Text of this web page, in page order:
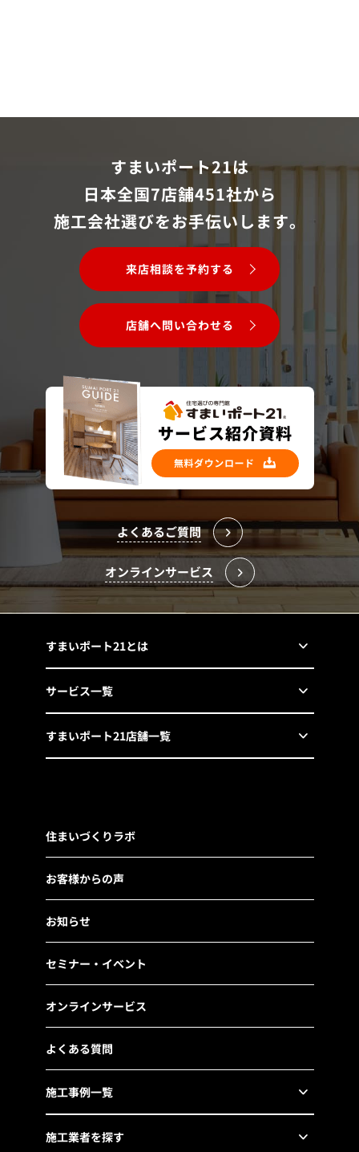
すまいポート21は
日本全国7店舗451社から
施工会社選びをお手伝いします。
来店相談を予約する
店舗へ問い合わせる
よくあるご質問
オンラインサービス
すまいポート21とは
サービス一覧
すまいポート21店舗一覧
住まいづくりラボ
お客様からの声
お知らせ
セミナー・イベント
オンラインサービス
よくある質問
施工事例一覧
施工業者を探す